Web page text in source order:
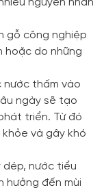
gỗ công nghiệp
hoặc do những
nước thấm vào
ngày sẽ tạo
triển. Từ đó
và gây khó
dép, nước tiểu
hưởng đến mùi